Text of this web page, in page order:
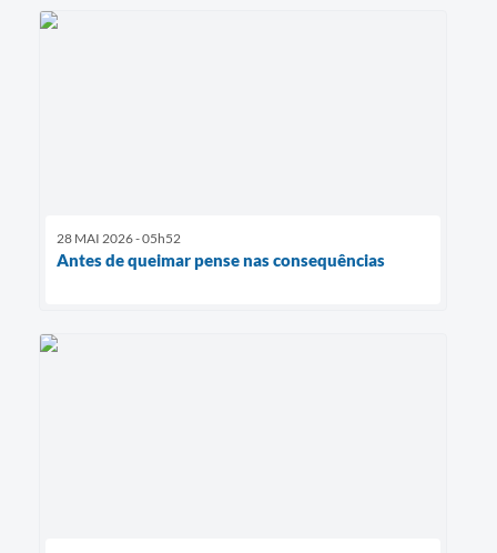
28 MAI 2026 - 05h52
Antes de queimar pense nas consequências